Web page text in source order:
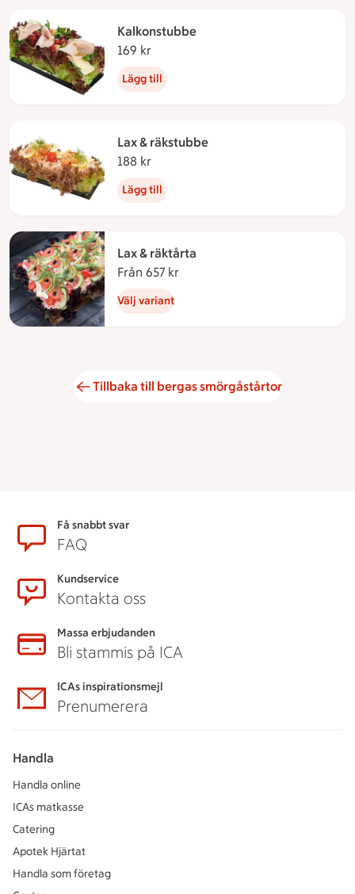
Kalkonstubbe
169 kr
Lägg till
Lax & räkstubbe
188 kr
Lägg till
Lax & räktårta
Från 657 kr
Välj variant
Tillbaka till bergas smörgåstårtor
SidfotFå snabbt svar
FAQ
Kundservice
Kontakta oss
Massa erbjudanden
Bli stammis på ICA
ICAs inspirationsmejl
Prenumerera
Handla
Handla online
ICAs matkasse
Catering
Apotek Hjärtat
Handla som företag